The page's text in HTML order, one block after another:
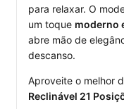
para relaxar. O
um toque moderno
abre mão de
descanso.
Aproveite o melhor
Reclinável 21